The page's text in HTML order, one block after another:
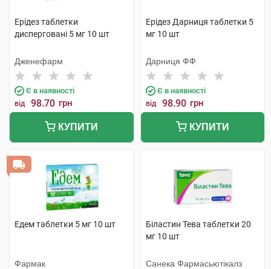
Ерідез таблетки
дисперговані 5 мг 10 шт
Дженефарм
Є в наявності
від 98.70 грн
КУПИТИ
Ерідез Дарниця таблетки 5
мг 10 шт
Дарниця ФФ
Є в наявності
від 98.90 грн
КУПИТИ
Едем таблетки 5 мг 10 шт
Фармак
Біластин Тева таблетки 20
мг 10 шт
Санека Фармасьютікалз